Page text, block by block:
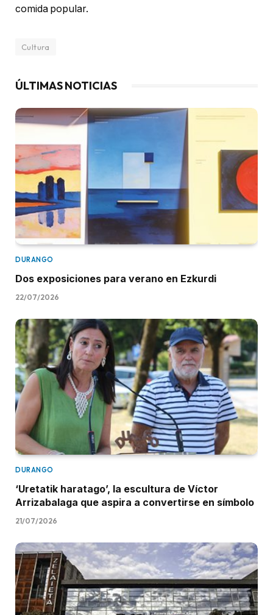
comida popular.
Cultura
ÚLTIMAS NOTICIAS
DURANGO
Dos exposiciones para verano en Ezkurdi
22/07/2026
DURANGO
‘Uretatik haratago’, la escultura de Víctor
Arrizabalaga que aspira a convertirse en símbolo
21/07/2026